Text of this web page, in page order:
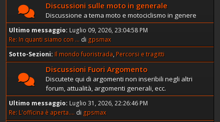
Discussioni sulle moto in generale
Discussione a tema moto e motociclismo in genere
Ultimo messaggio: Luglio 09, 2026, 23:04:58 PM
Re: In quanti siamo con ... di gpsmax
Sotto-Sezioni Il mondo fuoristrada Percorsi e tragitti
Discussioni Fuori Argomento
Discutete qui di argomenti non inseribili negli altri
forum, attualità, argomenti generali, ecc.
Ultimo messaggio: Luglio 31, 2026, 22:26:46 PM
Re: L'officina è aperta.... di gpsmax